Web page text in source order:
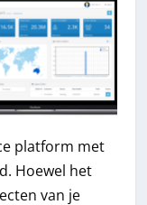
platform met
Hoewel het
van je